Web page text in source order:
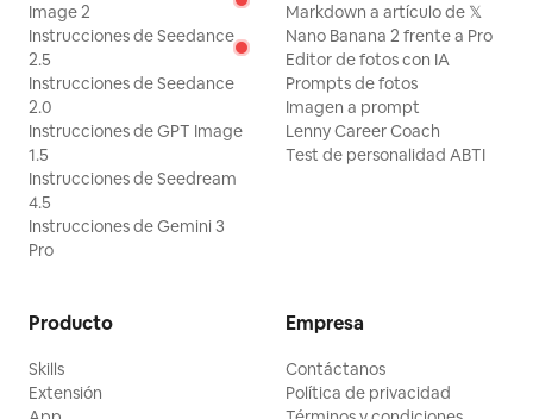
Image 2
Instrucciones de Seedance
2.5
Instrucciones de Seedance
2.0
Instrucciones de GPT Image
1.5
Instrucciones de Seedream
4.5
Instrucciones de Gemini 3
Pro
Markdown a artículo de 𝕏
Nano Banana 2 frente a Pro
Editor de fotos con IA
Prompts de fotos
Imagen a prompt
Lenny Career Coach
Test de personalidad ABTI
Producto
Skills
Extensión
Empresa
Contáctanos
Política de privacidad